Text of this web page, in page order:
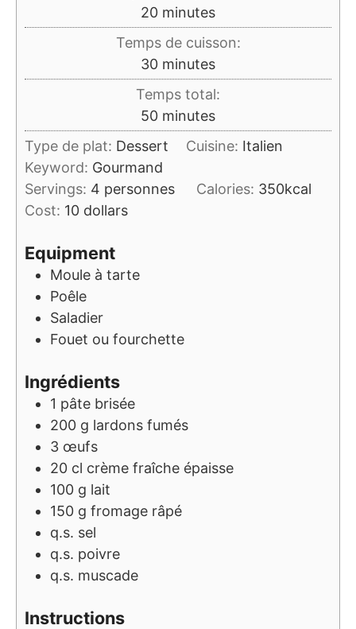
20minutes
minutes
Temps de cuisson:
30minutes
minutes
Temps total:
50minutes
minutes
Type de plat: Dessert Cuisine: Italien
Keyword: Gourmand
Servings: 4 personnes Calories: 350kcal
Cost: 10 dollars
Equipment
Moule à tarte
Poêle
Saladier
Fouet ou fourchette
Ingrédients
1 pâte brisée
200 g lardons fumés
3 œufs
20 cl crème fraîche épaisse
100 g lait
150 g fromage râpé
q.s. sel
q.s. poivre
q.s. muscade
Instructions